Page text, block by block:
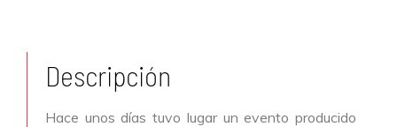
Descripción
Hace unos días tuvo lugar un evento producido